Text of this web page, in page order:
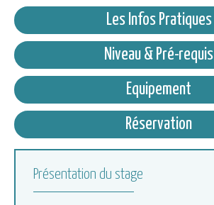
Les Infos Pratiques
Niveau & Pré-requis
Equipement
Réservation
Présentation du stage